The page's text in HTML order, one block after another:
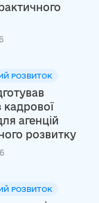
РОЗВИТОК
кадрової
агенцій
розвитку
РОЗВИТОК